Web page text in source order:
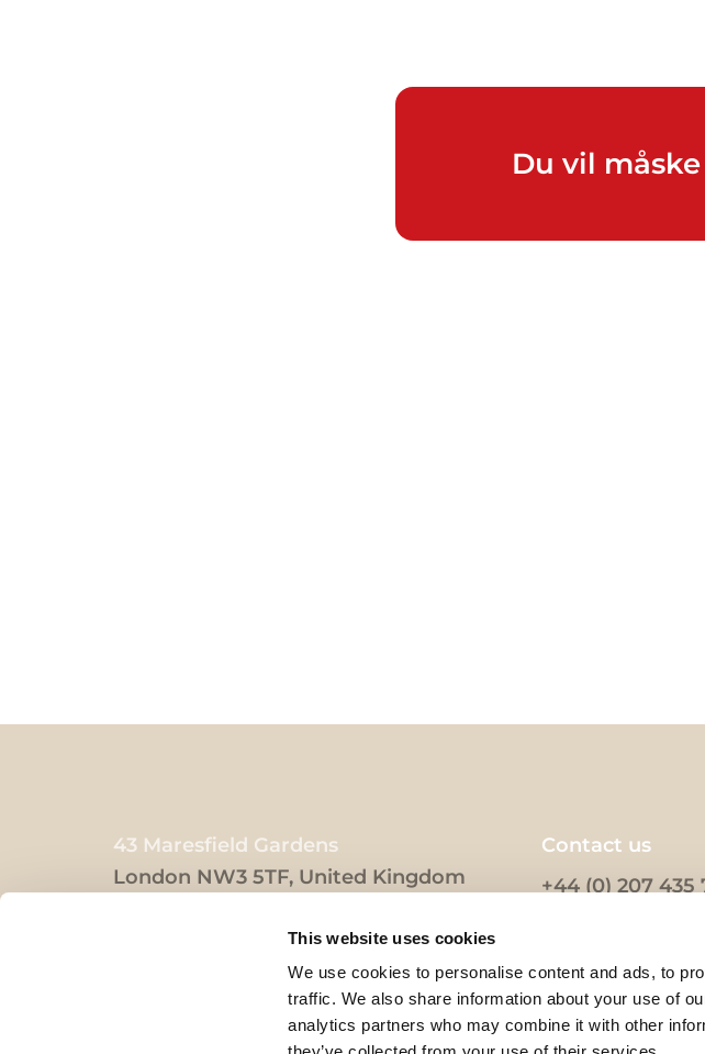
This website uses cookies
We use cookies to personalise content and ads, to
traffic. We also share information about your use of
analytics partners who may combine it with other
Du vil
43 Maresfield Gardens
London NW3 5TF, United Kingdom
Contact us
+44 (0) 207 435